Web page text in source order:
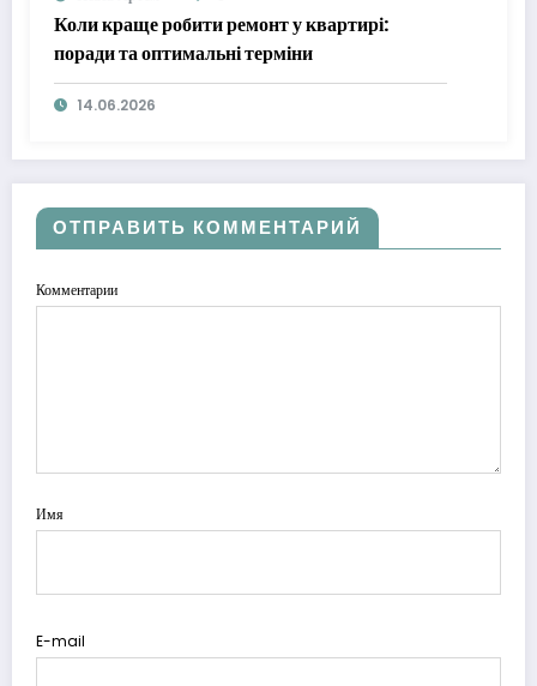
Коли краще робити ремонт у квартирі:
поради та оптимальні терміни
14.06.2026
ОТПРАВИТЬ КОММЕНТАРИЙ
Комментарии
Имя
E-mail